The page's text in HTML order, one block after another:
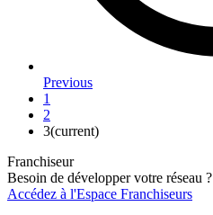
Previous
1
2
3(current)
Franchiseur
Besoin de développer votre réseau ?
Accédez à l'Espace Franchiseurs